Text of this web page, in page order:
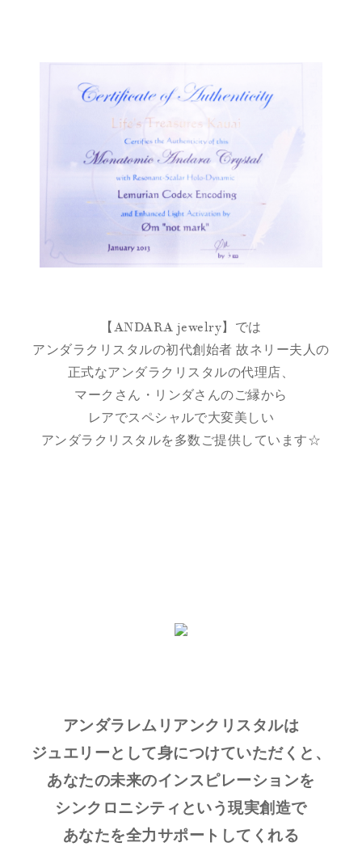
【ANDARA jewelry】では
アンダラクリスタルの初代創始者 故ネリー夫人の
正式なアンダラクリスタルの代理店、
マークさん・リンダさんのご縁から
レアでスペシャルで大変美しい
アンダラクリスタルを多数ご提供しています☆
アンダラレムリアンクリスタルは
ジュエリーとして身につけていただくと、
あなたの未来のインスピレーションを
シンクロニシティという現実創造で
あなたを全力サポートしてくれる